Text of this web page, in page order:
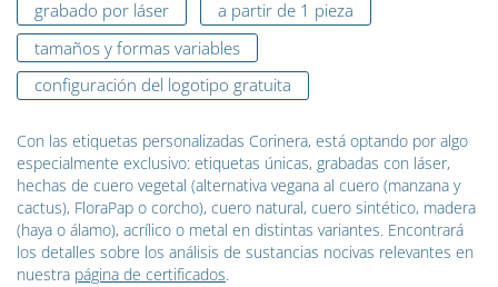
grabado por láser
a partir de 1 pieza
tamaños y formas variables
configuración del logotipo gratuita
Con las etiquetas personalizadas Corinera, está optando por algo
especialmente exclusivo: etiquetas únicas, grabadas con láser,
hechas de cuero vegetal (alternativa vegana al cuero (manzana y
cactus), FloraPap o corcho), cuero natural, cuero sintético, madera
(haya o álamo), acrílico o metal en distintas variantes. Encontrará
los detalles sobre los análisis de sustancias nocivas relevantes en
nuestra página de certificados.